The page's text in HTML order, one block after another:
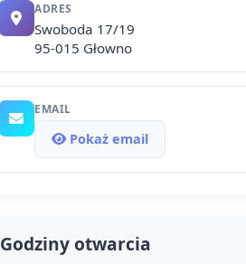
ADRES
Swoboda 17/19
95-015 Głowno
EMAIL
Pokaż email
Godziny otwarcia